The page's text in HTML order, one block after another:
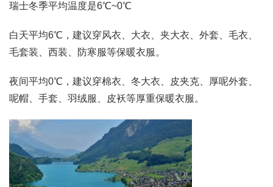
瑞士冬季平均温度是6℃~0℃
白天平均6℃，建议穿风衣、大衣、夹大衣、外套、毛衣、
毛套装、西装、防寒服等保暖衣服。
夜间平均0℃，建议穿棉衣、冬大衣、皮夹克、厚呢外套、
呢帽、手套、羽绒服、皮袄等厚重保暖衣服。